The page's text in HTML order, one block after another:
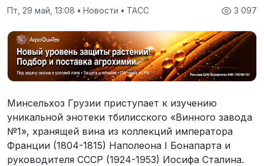
3 097
Пт, 29 май, 13:08 • Новости • ТАСС
Минсельхоз Грузии приступает к изучению
уникальной энотеки тбилисского «Винного завода
№1», хранящей вина из коллекций императора
Франции (1804-1815) Наполеона I Бонапарта и
руководителя СССР (1924-1953) Иосифа Сталина.